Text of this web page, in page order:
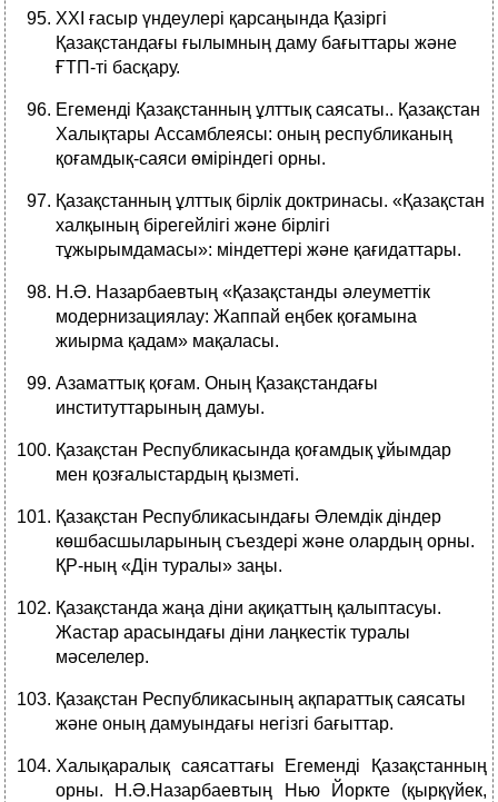
ХХІ ғасыр үндеулері қарсаңында Қазіргі
Қазақстандағы ғылымның даму бағыттары және
ҒТП-ті басқару.
Егеменді Қазақстанның ұлттық саясаты.. Қазақстан
Халықтары Ассамблеясы: оның республиканың
қоғамдық-саяси өміріндегі орны.
Қазақстанның ұлттық бірлік доктринасы. «Қазақстан
халқының бірегейлігі және бірлігі
тұжырымдамасы»: міндеттері және қағидаттары.
Н.Ә. Назарбаевтың «Қазақстанды әлеуметтік
модернизациялау: Жаппай еңбек қоғамына
жиырма қадам» мақаласы.
Азаматтық қоғам. Оның Қазақстандағы
институттарының дамуы.
Қазақстан Республикасында қоғамдық ұйымдар
мен қозғалыстардың қызметі.
Қазақстан Республикасындағы Әлемдік діндер
көшбасшыларының съездері және олардың орны.
ҚР-ның «Дін туралы» заңы.
Қазақстанда жаңа діни ақиқаттың қалыптасуы.
Жастар арасындағы діни лаңкестік туралы
мәселелер.
Қазақстан Республикасының ақпараттық саясаты
және оның дамуындағы негізгі бағыттар.
Халықаралық саясаттағы Егеменді Қазақстанның
орны. Н.Ә.Назарбаевтың Нью Йоркте (қырқүйек,